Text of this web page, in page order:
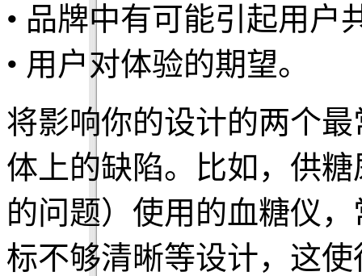
• 品牌中有可能引起用户
• 用户对体验的期望。
将影响你的设计的两个
体上的缺陷。比如，供
的问题）使用的血糖仪
标不够清晰等设计，这